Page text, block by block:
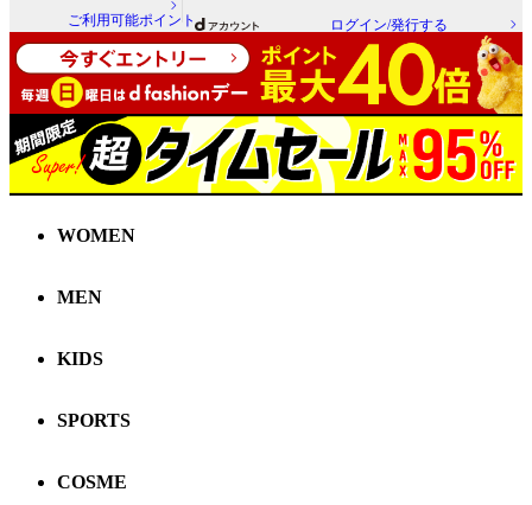
ご利用可能ポイント ログイン/発行する
WOMEN
MEN
KIDS
SPORTS
COSME